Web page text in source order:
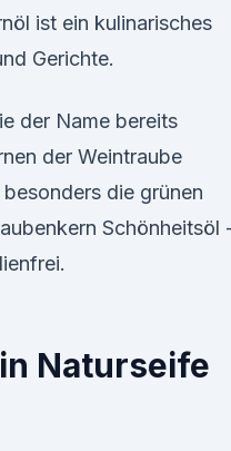
ist ein kulinarisches
Gerichte.
der Name bereits
der Weintraube
die grünen
Schönheitsöl
Naturseife